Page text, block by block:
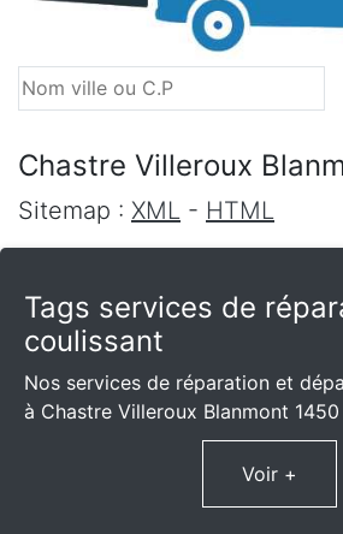
Chastre Villeroux
Sitemap : XML - HTML
Tags services de
coulissant
Nos services de réparation et
à Chastre Villeroux Blanmont
Voir +